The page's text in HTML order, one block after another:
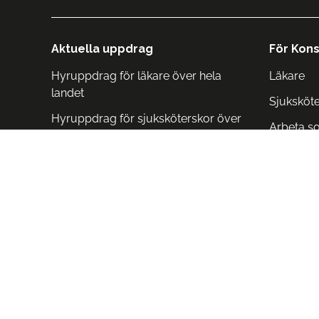
Aktuella uppdrag
Hyruppdrag för läkare över hela
landet
Hyruppdrag för sjuksköterskor över
För
Läkare
Arbeta